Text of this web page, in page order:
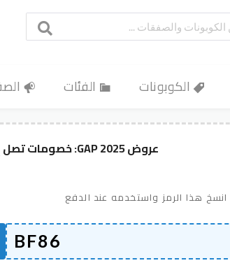
الكوبونات الفئات
عروض GAP 2025: خصومات تصل إلى 70% + كود خصم حصري
انسخ هذا الرمز واستخدمه عند الدفع